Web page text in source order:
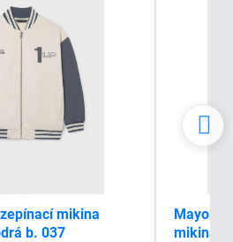
mikina
b. 037
Mayoral
mikina s